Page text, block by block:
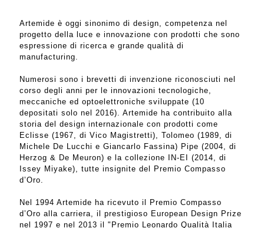
Artemide è oggi sinonimo di design, competenza nel
progetto della luce e innovazione con prodotti che sono
espressione di ricerca e grande qualità di
manufacturing.
Numerosi sono i brevetti di invenzione riconosciuti nel
corso degli anni per le innovazioni tecnologiche,
meccaniche ed optoelettroniche sviluppate (10
depositati solo nel 2016). Artemide ha contribuito alla
storia del design internazionale con prodotti come
Eclisse (1967, di Vico Magistretti), Tolomeo (1989, di
Michele De Lucchi e Giancarlo Fassina) Pipe (2004, di
Herzog & De Meuron) e la collezione IN-EI (2014, di
Issey Miyake), tutte insignite del Premio Compasso
d’Oro.
Nel 1994 Artemide ha ricevuto il Premio Compasso
d’Oro alla carriera, il prestigioso European Design Prize
nel 1997 e nel 2013 il "Premio Leonardo Qualità Italia